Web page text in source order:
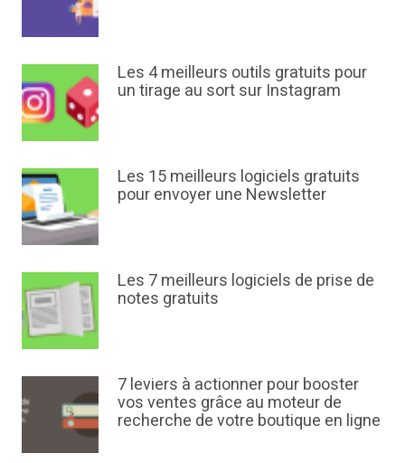
Les 4 meilleurs outils gratuits pour
un tirage au sort sur Instagram
Les 15 meilleurs logiciels gratuits
pour envoyer une Newsletter
Les 7 meilleurs logiciels de prise de
notes gratuits
7 leviers à actionner pour booster
vos ventes grâce au moteur de
recherche de votre boutique en ligne